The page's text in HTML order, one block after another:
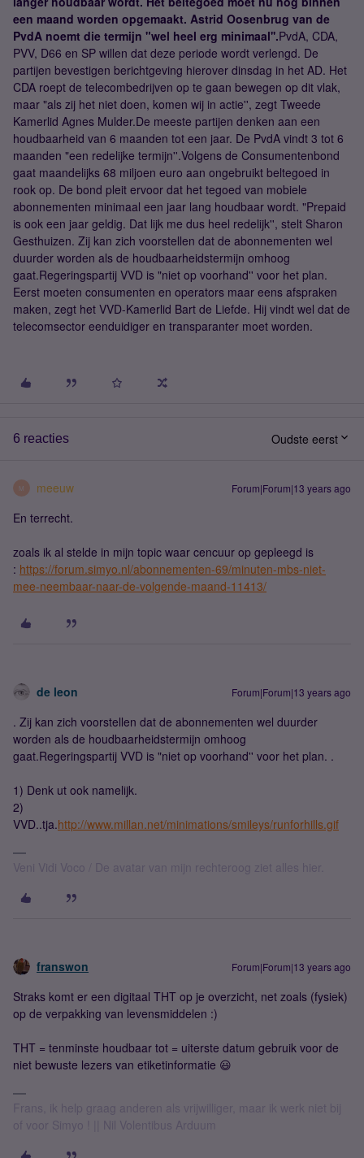
een maand worden opgemaakt. Astrid Oosenbrug van de
PvdA noemt die termijn "wel heel erg minimaal''.PvdA, CDA,
PVV, D66 en SP willen dat deze periode wordt verlengd. De
partijen bevestigen berichtgeving hierover dinsdag in het AD. Het
CDA roept de telecombedrijven op te gaan bewegen op dit vlak,
maar "als zij het niet doen, komen wij in actie'', zegt Tweede
Kamerlid Agnes Mulder.De meeste partijen denken aan een
houdbaarheid van 6 maanden tot een jaar. De PvdA vindt 3 tot 6
maanden "een redelijke termijn''.Volgens de Consumentenbond
gaat maandelijks 68 miljoen euro aan ongebruikt beltegoed in
rook op. De bond pleit ervoor dat het tegoed van mobiele
abonnementen minimaal een jaar lang houdbaar wordt. "Prepaid
is ook een jaar geldig. Dat lijk me dus heel redelijk'', stelt Sharon
Gesthuizen. Zij kan zich voorstellen dat de abonnementen wel
duurder worden als de houdbaarheidstermijn omhoog
gaat.Regeringspartij VVD is "niet op voorhand'' voor het plan.
Eerst moeten consumenten en operators maar eens afspraken
maken, zegt het VVD-Kamerlid Bart de Liefde. Hij vindt wel dat de
telecomsector eenduidiger en transparanter moet worden.
6 reacties Oudste eerst
M meeuw Forum|Forum|13 years ago
En terrecht.
zoals ik al stelde in mijn topic waar cencuur op gepleegd is
: https://forum.simyo.nl/abonnementen-69/minuten-mbs-niet-
mee-neembaar-naar-de-volgende-maand-11413/
de leon Forum|Forum|13 years ago
. Zij kan zich voorstellen dat de abonnementen wel duurder
worden als de houdbaarheidstermijn omhoog
gaat.Regeringspartij VVD is "niet op voorhand'' voor het plan. .
1) Denk ut ook namelijk.
2)
VVD..tja.http://www.millan.net/minimations/smileys/runforhills.gif
Veni Vidi Voco / De avatar van mijn rechteroog ziet alles hier.
franswon Forum|Forum|13 years ago
Straks komt er een digitaal THT op je overzicht, net zoals (fysiek)
op de verpakking van levensmiddelen :)
THT = tenminste houdbaar tot = uiterste datum gebruik voor de
niet bewuste lezers van etiketinformatie 😃
Frans, ik help graag anderen als vrijwilliger, maar ik werk niet bij
of voor Simyo ! || Nil Volentibus Arduum